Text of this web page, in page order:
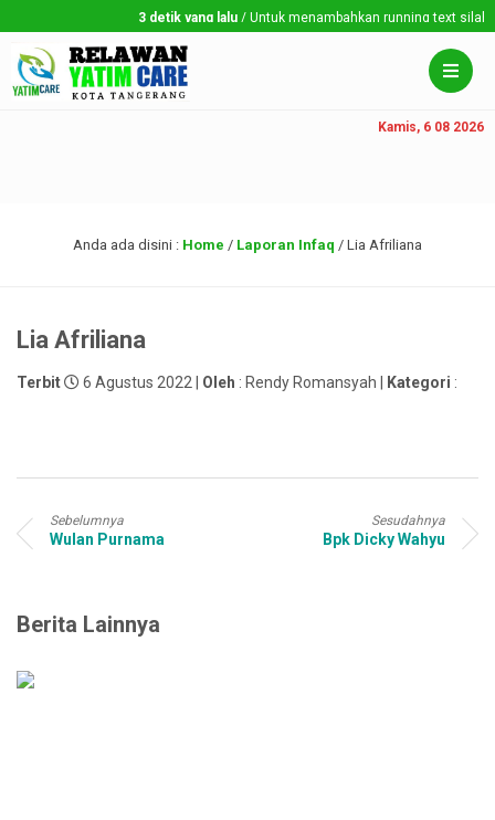
3 detik yang lalu / Untuk menambahkan running text
Kamis, 6 08 2026
Anda ada disini : Home / Laporan Infaq / Lia Afriliana
Lia Afriliana
Terbit 6 Agustus 2022 | Oleh : Rendy Romansyah | Kategori :
Sebelumnya
Wulan Purnama
Sesudahnya
Bpk Dicky Wahyu
Berita Lainnya